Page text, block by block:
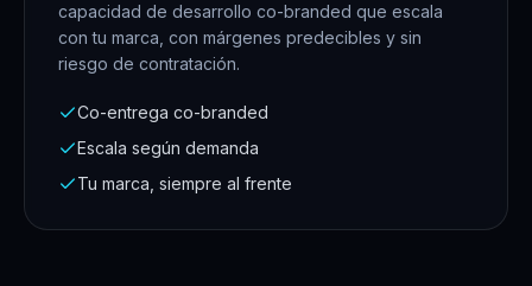
capacidad de desarrollo co-branded que escala
con tu marca, con márgenes predecibles y sin
riesgo de contratación.
Co-entrega co-branded
Escala según demanda
Tu marca, siempre al frente